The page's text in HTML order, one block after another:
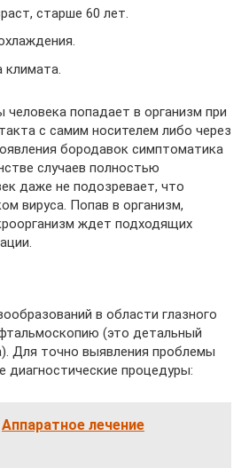
старше 60 лет.
климата.
попадает в организм при
с самим носителем либо через
бородавок симптоматика
случаев полностью
даже не подозревает, что
вируса. Попав в организм,
ждет подходящих
в области глазного
(это детальный
Для точно выявления проблемы
процедуры:
Аппаратное лечение